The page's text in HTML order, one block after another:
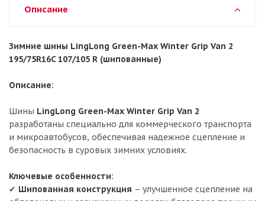
Описание
Зимние шины LingLong Green-Max Winter Grip Van 2
195/75R16C 107/105 R (шипованные)
Описание:
Шины LingLong Green-Max Winter Grip Van 2
разработаны специально для коммерческого транспорта
и микроавтобусов, обеспечивая надежное сцепление и
безопасность в суровых зимних условиях.
Ключевые особенности:
✔ Шипованная конструкция – улучшенное сцепление на